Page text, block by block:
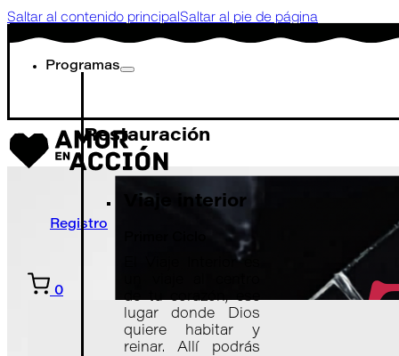
Saltar al contenido principalSaltar al pie de página
Programas
Restauración
Viaje interior
El Viaje Interior es
de tu corazón, ese
lugar donde Dios
quiere habitar y
reinar. Allí podrás
Registro
0